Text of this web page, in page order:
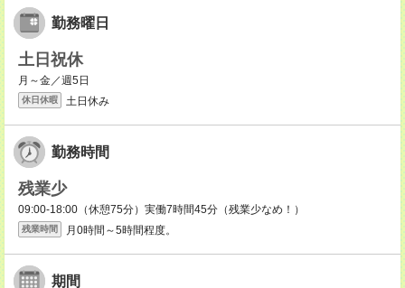
勤務曜日
土日祝休
月～金／週5日
休日休暇 土日休み
勤務時間
残業少
09:00-18:00（休憩75分）実働7時間45分（残業少なめ！）
残業時間 月0時間～5時間程度。
期間